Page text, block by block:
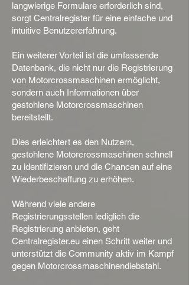
langwierige Formulare erforderlich sind,
sorgt Centralregister für eine einfache und
intuitive Benutzererfahrung.
Ein weiterer Vorteil ist die umfassende
Datenbank, die nicht nur die Registrierung
von Motorcrossmaschinen ermöglicht,
sondern auch Informationen über
gestohlene Motorcrossmaschinen
bereitstellt.
Dies erleichtert es den Nutzern,
gestohlene Motorcrossmaschinen schnell
zu identifizieren und die Chancen auf eine
Wiederbeschaffung zu erhöhen.
Während viele andere
Registrierungsstellen lediglich die
Registrierung anbieten, geht
Centralregister.eu einen Schritt weiter und
unterstützt die Community aktiv im Kampf
gegen Motorcrossmaschinendiebstahl.